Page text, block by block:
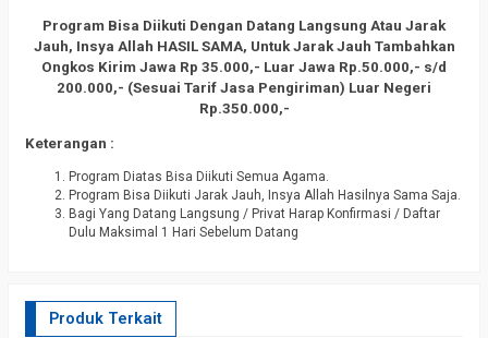
Program Bisa Diikuti Dengan Datang Langsung Atau Jarak
Jauh, Insya Allah HASIL SAMA, Untuk Jarak Jauh Tambahkan
Ongkos Kirim Jawa Rp 35.000,- Luar Jawa Rp.50.000,- s/d
200.000,- (Sesuai Tarif Jasa Pengiriman) Luar Negeri
Rp.350.000,-
Keterangan :
Program Diatas Bisa Diikuti Semua Agama.
Program Bisa Diikuti Jarak Jauh, Insya Allah Hasilnya Sama Saja.
Bagi Yang Datang Langsung / Privat Harap Konfirmasi / Daftar
Dulu Maksimal 1 Hari Sebelum Datang
Produk Terkait